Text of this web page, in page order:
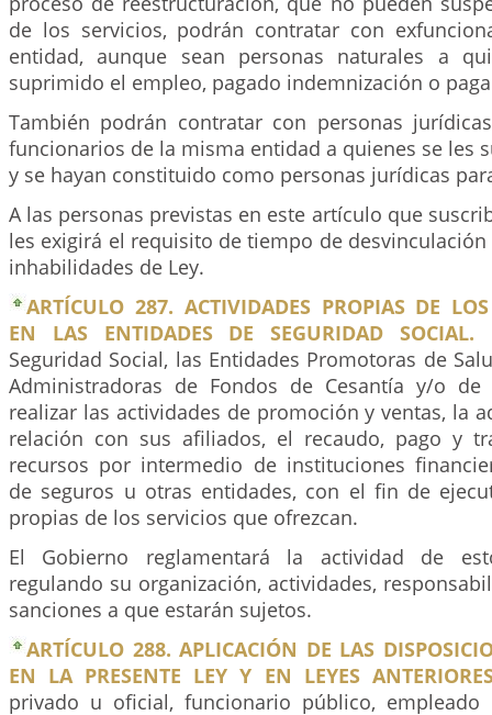
de los servicios, podrán contratar con
entidad, aunque sean personas naturales a
suprimido el empleo, pagado indemnización o
También podrán contratar con personas
funcionarios de la misma entidad a quienes se les
y se hayan constituido como personas jurídicas
A las personas previstas en este artículo que
les exigirá el requisito de tiempo de
inhabilidades de Ley.
ARTÍCULO 287. ACTIVIDADES PROPIAS DE
EN LAS ENTIDADES DE SEGURIDAD SOCIAL.
Seguridad Social, las Entidades Promotoras de
Administradoras de Fondos de Cesantía y/o de
realizar las actividades de promoción y ventas, la
relación con sus afiliados, el recaudo, pago y
recursos por intermedio de instituciones
de seguros u otras entidades, con el fin de
propias de los servicios que ofrezcan.
El Gobierno reglamentará la actividad de
regulando su organización, actividades,
sanciones a que estarán sujetos.
ARTÍCULO 288. APLICACIÓN DE LAS
EN LA PRESENTE LEY Y EN LEYES
privado u oficial, funcionario público,